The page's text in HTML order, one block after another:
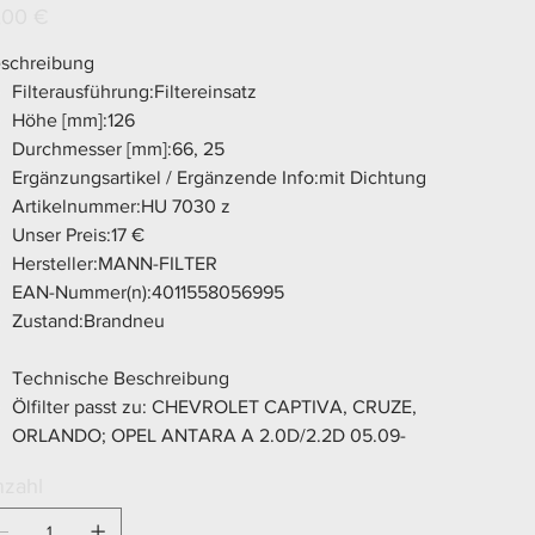
Filterausführung:Filtereinsatz
Höhe [mm]:126
Durchmesser [mm]:66, 25
Ergänzungsartikel / Ergänzende Info:mit Dichtung
Artikelnummer:HU 7030 z
Unser Preis:17 €
Hersteller:MANN-FILTER
EAN-Nummer(n):4011558056995
Zustand:Brandneu
Technische Beschreibung
Ölfilter passt zu: CHEVROLET CAPTIVA, CRUZE,
ORLANDO; OPEL ANTARA A 2.0D/2.2D 05.09-